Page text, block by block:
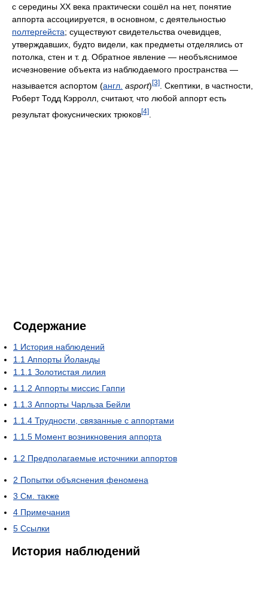
с середины XX века практически сошёл на нет, понятие
аппорта ассоциируется, в основном, с деятельностью
полтергейста; существуют свидетельства очевидцев,
утверждавших, будто видели, как предметы отделялись от
потолка, стен и т. д. Обратное явление — необъяснимое
исчезновение объекта из наблюдаемого пространства —
называется аспортом (англ. asport) [3]
. Скептики, в частности,
Роберт Тодд Кэрролл, считают, что любой аппорт есть
результат фокуснических трюков[4]
Содержание
1 История наблюдений
1.1 Аппорты Йоланды
1.1.1 Золотистая лилия
1.1.2 Аппорты миссис Гаппи
1.1.3 Аппорты Чарльза Бейли
1.1.4 Трудности, связанные с аппортами
1.1.5 Момент возникновения аппорта
1.2 Предполагаемые источники аппортов
2 Попытки объяснения феномена
3 См. также
4 Примечания
5 Ссылки
История наблюдений